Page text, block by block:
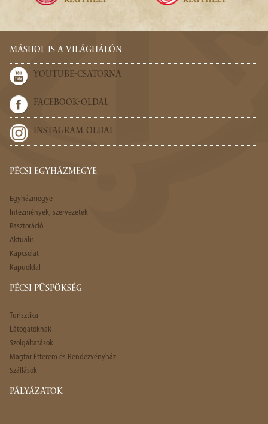
MÁSHOL IS A VILÁGHÁLÓN
YOUTUBE-CSATORNA
FACEBOOK-OLDAL
INSTAGRAM-OLDAL
PÉCSI EGYHÁZMEGYE
Egyházmegye
Intézmények, szervezetek
Pasztoráció
Aktuális
Kapcsolat
Kapuoldal
PÉCSI PÜSPÖKSÉG
Turisztika
Látogatóknak
Szolgáltatások
Magtár Étterem és Rendezvényház
Szállások
PÁLYÁZATOK